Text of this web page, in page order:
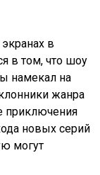
в
в том, что шоу
намекал на
жанра
приключения
новых серий
могут